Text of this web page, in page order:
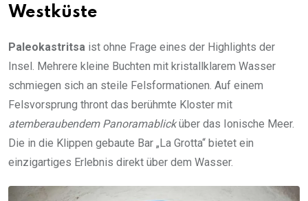
Westküste
Paleokastritsa ist ohne Frage eines der Highlights der
Insel. Mehrere kleine Buchten mit kristallklarem Wasser
schmiegen sich an steile Felsformationen. Auf einem
Felsvorsprung thront das berühmte Kloster mit
atemberaubendem Panoramablicküber das Ionische Meer.
Die in die Klippen gebaute Bar „La Grotta“ bietet ein
einzigartiges Erlebnis direkt über dem Wasser.